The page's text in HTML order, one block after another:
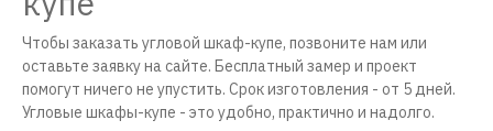
Чтобы заказать угловой шкаф-купе, позвоните нам или
оставьте заявку на сайте. Бесплатный замер и проект
помогут ничего не упустить. Срок изготовления - от 5 дней.
Угловые шкафы-купе - это удобно, практично и надолго.